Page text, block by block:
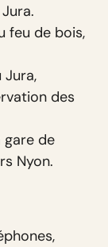
feu de bois,
Jura,
des
gare de
Nyon.